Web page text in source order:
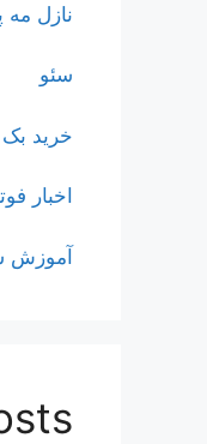
نازل
سئو
خرید بک
اخبار
آموزش